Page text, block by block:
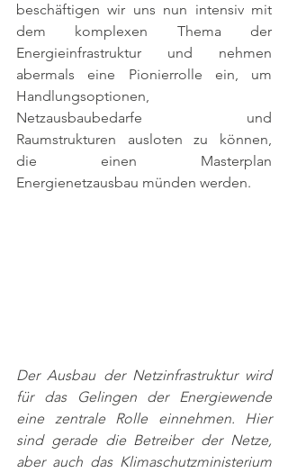
beschäftigen wir uns nun intensiv mit
dem komplexen Thema der
Energieinfrastruktur und nehmen
abermals eine Pionierrolle ein, um
Handlungsoptionen,
Netzausbaubedarfe und
Raumstrukturen ausloten zu können,
die einen Masterplan
Energienetzausbau münden werden.
Der Ausbau der Netzinfrastruktur wird
für das Gelingen der Energiewende
eine zentrale Rolle einnehmen. Hier
sind gerade die Betreiber der Netze,
aber auch das Klimaschutzministerium